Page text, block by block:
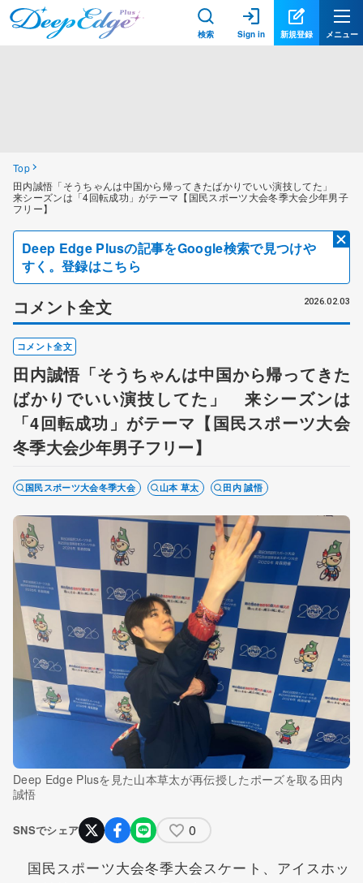
検索 Sign in 新規登録 メニュー
Top
田内誠悟「そうちゃんは中国から帰ってきたばかりでいい演技してた」
来シーズンは「4回転成功」がテーマ【国民スポーツ大会冬季大会少年男子
フリー】
Deep Edge Plusの記事をGoogle検索で見つけや
すく。登録はこちら
コメント全文 2026.02.03
コメント全文
田内誠悟「そうちゃんは中国から帰ってきた
ばかりでいい演技してた」 来シーズンは
「4回転成功」がテーマ【国民スポーツ大会
冬季大会少年男子フリー】
国民スポーツ大会冬季大会 山本 草太 田内 誠悟
Deep Edge Plusを見た山本草太が再伝授したポーズを取る田内
誠悟
SNSでシェア 0
国民スポーツ大会冬季大会スケート、アイスホッ